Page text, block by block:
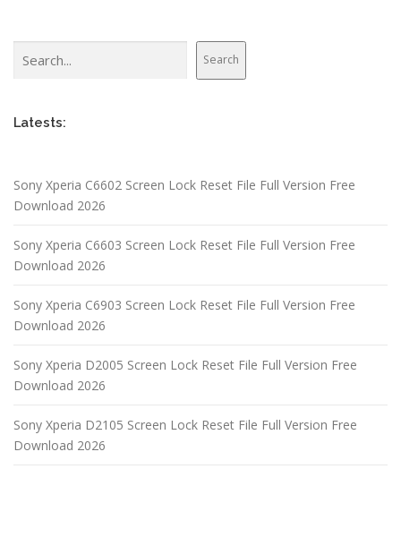
Search
Latests:
Sony Xperia C6602 Screen Lock Reset File Full Version Free
Download 2026
Sony Xperia C6603 Screen Lock Reset File Full Version Free
Download 2026
Sony Xperia C6903 Screen Lock Reset File Full Version Free
Download 2026
Sony Xperia D2005 Screen Lock Reset File Full Version Free
Download 2026
Sony Xperia D2105 Screen Lock Reset File Full Version Free
Download 2026